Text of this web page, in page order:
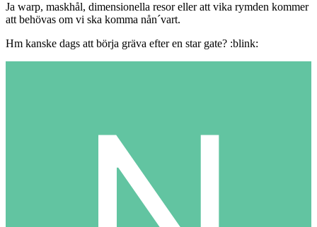
Ja warp, maskhål, dimensionella resor eller att vika rymden kommer
att behövas om vi ska komma nån´vart.
Hm kanske dags att börja gräva efter en star gate? :blink: